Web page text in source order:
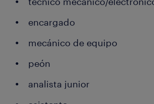
encargado
mecánico de equipo
peón
analista junior